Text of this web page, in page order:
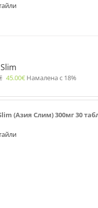
45.00€ Намалена с 18%
(Азия Слим) 300мг 30